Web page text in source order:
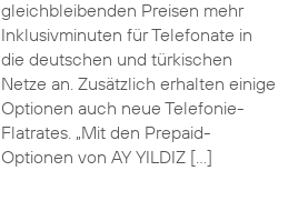
gleichbleibenden Preisen mehr
Inklusivminuten für Telefonate in
die deutschen und türkischen
Netze an. Zusätzlich erhalten einige
Optionen auch neue Telefonie-
Flatrates. „Mit den Prepaid-
Optionen von AY YILDIZ […]